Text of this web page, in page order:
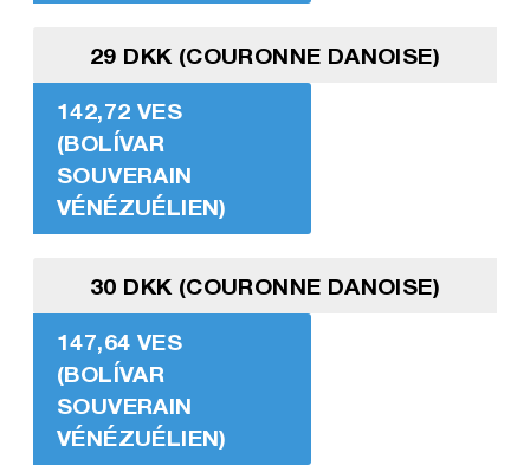
29 DKK (COURONNE DANOISE)
142,72 VES
(BOLÍVAR
SOUVERAIN
VÉNÉZUÉLIEN)
30 DKK (COURONNE DANOISE)
147,64 VES
(BOLÍVAR
SOUVERAIN
VÉNÉZUÉLIEN)